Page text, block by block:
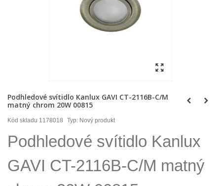
Podhledové svítidlo Kanlux GAVI CT-2116B-C/M
matný chrom 20W 00815
Kód skladu 1178018 Typ: Nový produkt
Podhledové svítidlo Kanlux
GAVI CT-2116B-C/M matný